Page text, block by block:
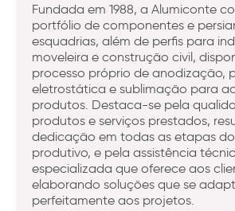
Fundada em 1988, a Alumiconte
portfólio de componentes e
esquadrias, além de perfis para
moveleira e construção civil,
processo próprio de anodização,
eletrostática e sublimação para
produtos. Destaca-se pela
produtos e serviços prestados,
dedicação em todas as etapas
produtivo, e pela assistência
especializada que oferece aos
elaborando soluções que se
perfeitamente aos projetos.